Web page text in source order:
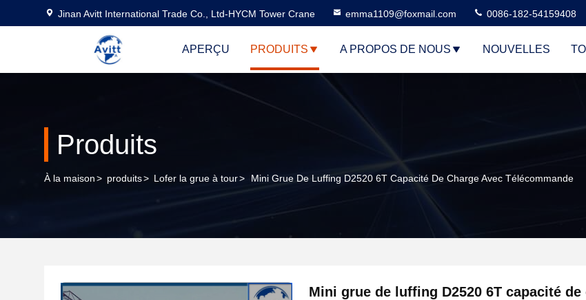
Jinan Avitt International Trade Co., Ltd-HYCM Tower Crane emma1109@foxmail.com 0086-182-54159408
APERÇU PRODUITS A PROPOS DE NOUS NOUVELLES
Produits
À la maison> produits> Lofer la grue à tour> Mini Grue De Luffing D2520 6T Capacité De Charge Avec Télécommande
Mini grue de luffing D2520 6T capacité de